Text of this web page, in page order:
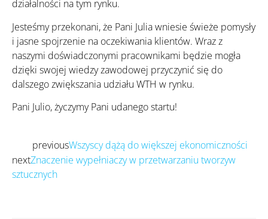
działalności na tym rynku.
Jesteśmy przekonani, że Pani Julia wniesie świeże pomysły
i jasne spojrzenie na oczekiwania klientów. Wraz z
naszymi doświadczonymi pracownikami będzie mogła
dzięki swojej wiedzy zawodowej przyczynić się do
dalszego zwiększania udziału WTH w rynku.
Pani Julio, życzymy Pani udanego startu!
previousWszyscy dążą do większej ekonomiczności
nextZnaczenie wypełniaczy w przetwarzaniu tworzyw
sztucznych